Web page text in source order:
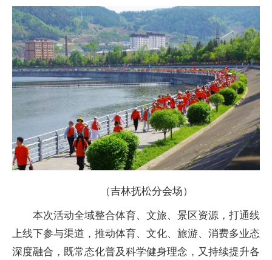
（吉林抚松分会场）
本次活动全域整合体育、文旅、景区资源，打通线
上线下参与渠道，推动体育、文化、旅游、消费多业态
深度融合，既常态化普及科学健身理念，又持续提升各